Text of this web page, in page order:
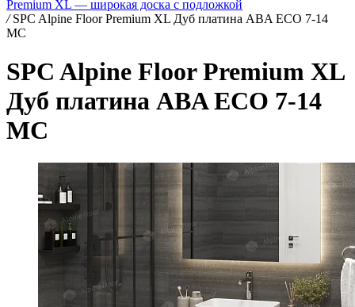
Premium XL — широкая доска с подложкой
/ SPC Alpine Floor Premium XL Дуб платина ABA ECO 7-14
MC
SPC Alpine Floor Premium XL
Дуб платина ABA ECO 7-14
MC